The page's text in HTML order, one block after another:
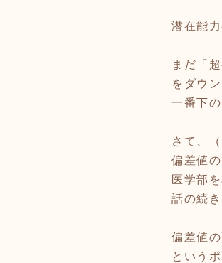
潜在能
まだ「
をダウ
一番下
さて、
偏差値
医学部
話の続き
偏差値
という